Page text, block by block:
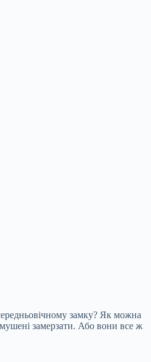
замку? Як можна
замерзати. Або вони все ж